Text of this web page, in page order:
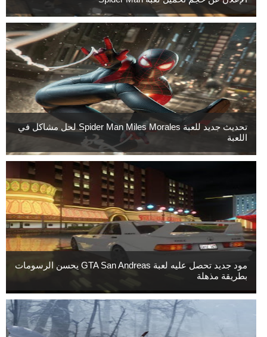
تحديث جديد للعبة Spider Man Miles Morales لحل مشاكل في
اللعبة
مود جديد تحصل عليه لعبة GTA San Andreas يحسن الرسومات
بطريقة مذهلة